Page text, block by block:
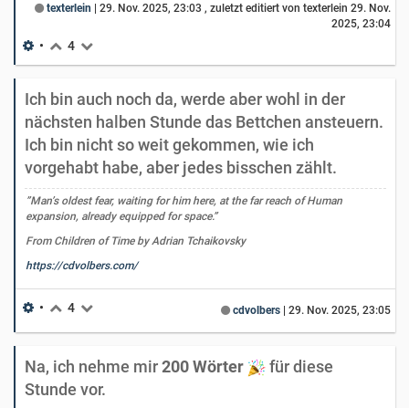
texterlein 29. Nov. 2025, 23:03 , zuletzt editiert von texterlein 29. Nov.
2025, 23:04
• 4
Ich bin auch noch da, werde aber wohl in der
nächsten halben Stunde das Bettchen ansteuern.
Ich bin nicht so weit gekommen, wie ich
vorgehabt habe, aber jedes bisschen zählt.
”Man’s oldest fear, waiting for him here, at the far reach of Human
expansion, already equipped for space.”
From Children of Time by Adrian Tchaikovsky
https://cdvolbers.com/
cdvolbers 29. Nov. 2025, 23:05
• 4
Na, ich nehme mir200 Wörter
für diese
Stunde vor.